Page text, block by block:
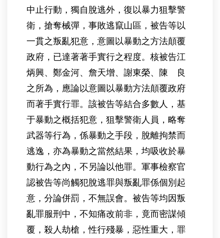
中止行動，獨自脫逃外，復以暴力狙擊警
衛，搶奪械彈，事敗逃竄山區，被告等以
一貫之叛亂犯意，意圖以暴動之方法顛覆
政府，已達著著手實行之程度。核被告江
炳興、鄭金河、詹天增、謝東榮、陳 良
之所為，應論以意圖以暴動方法顛覆政府
而著手實行罪。該被告等結合多數人，基
于暴動之概括犯意，狙擊警衛人員，略奪
武器等行為，係暴動之手段，脫離拘禁而
逃逸，亦為暴動之當然結果，均吸收於暴
動行為之內，不另論以他罪。軍事檢察官
認被告等尚觸犯脫逃罪與叛亂罪係個別起
意，分論併罰，不無誤會。被告等均因叛
亂罪服刑中，不知痛改前非，竟而密謀傾
覆，殺人劫槍，性行殘暴，惡性重大，罪